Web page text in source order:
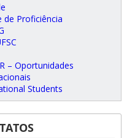
de Proficiência
– Oportunidades
Students